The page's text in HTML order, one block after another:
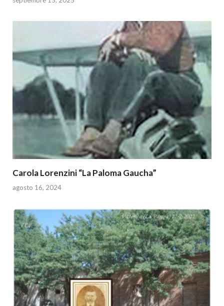
Carola Lorenzini “La Paloma Gaucha”
agosto 16, 2024